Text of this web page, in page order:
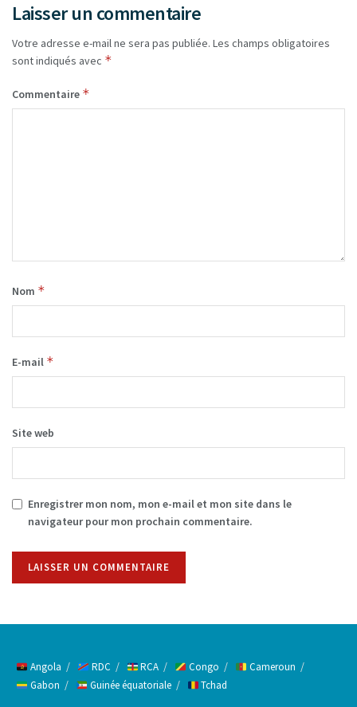
Laisser un commentaire
Votre adresse e-mail ne sera pas publiée. Les champs obligatoires
sont indiqués avec *
Commentaire *
Nom *
E-mail *
Site web
Enregistrer mon nom, mon e-mail et mon site dans le
navigateur pour mon prochain commentaire.
Angola RDC RCA Congo
Cameroun
Gabon
Guinée équatoriale Tchad